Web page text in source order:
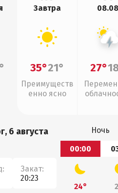
Завтра
35°21°
Преимуществ
енно ясно
08.08
27°
6 августа
Закат:
20:23
Ночь
00:00
24°